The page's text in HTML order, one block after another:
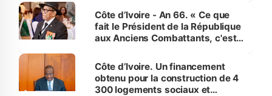
Côte d’Ivoire - An 66. « Ce que
fait le Président de la République
aux Anciens Combattants, c'est
Côte d’Ivoire. Un financement
obtenu pour la construction de 4
300 logements sociaux et